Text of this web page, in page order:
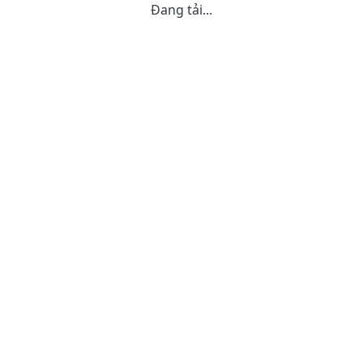
Đang tải...